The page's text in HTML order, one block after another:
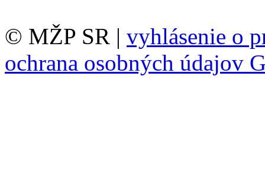
© MŽP SR | vyhlásenie o
ochrana osobných údajov